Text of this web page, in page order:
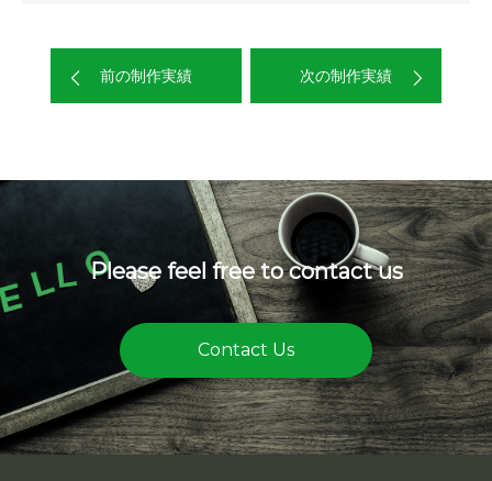
前の制作実績 次の制作実績
Please feel free to contact us
Contact Us